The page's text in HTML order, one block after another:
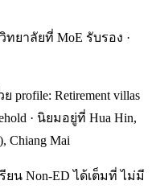
ยาลัยที่ MoE รับรอง ·
Retirement villas
· นิยมอยู่ที่ Hua Hin,
Chiang Mai
น Non-ED ได้เต็มที่ ไม่มี